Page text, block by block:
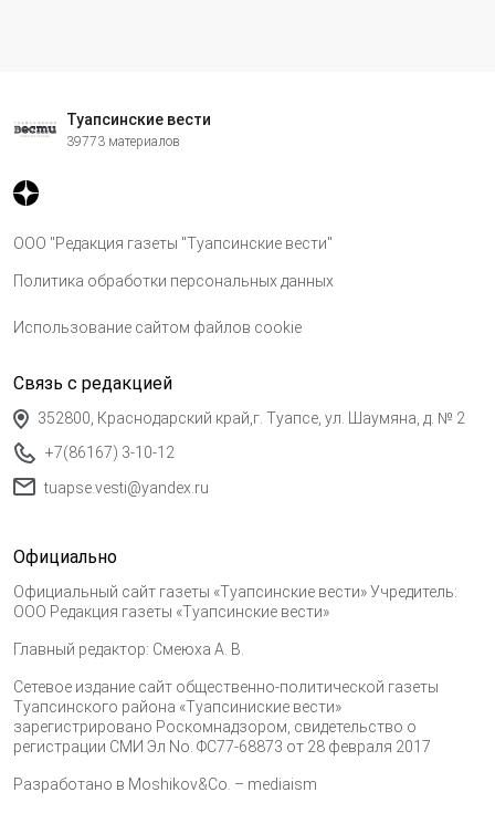
Туапсинские вести
39773 материалов
ООО "Редакция газеты "Туапсинские вести"
Политика обработки персональных данных
Использование сайтом файлов cookie
Связь с редакцией
352800, Краснодарский край,г. Туапсе, ул. Шаумяна, д. № 2
+7(86167) 3-10-12
tuapse.vesti@yandex.ru
Официально
Официальный сайт газеты «Туапсинские вести» Учредитель:
ООО Редакция газеты «Туапсинские вести»
Главный редактор: Смеюха А. В.
Сетевое издание сайт общественно-политической газеты
Туапсинского района «Туапсиниские вести»
зарегистрировано Роскомнадзором, свидетельство о
регистрации СМИ Эл No. ФС77-68873 от 28 февраля 2017
Разработано в Moshikov&Co. – mediaism